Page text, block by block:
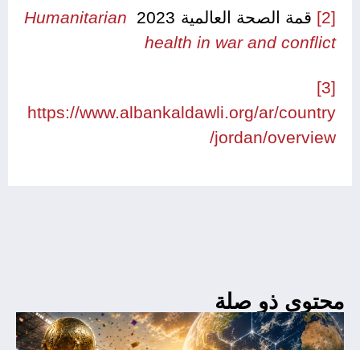
[2] قمة الصحة العالمية 2023
Humanitarian
health in war and conflict
[3]
https://www.albankaldawli.org/ar/country
/jordan/overview
محتوى ذو صلة